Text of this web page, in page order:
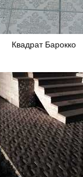
Квадрат Барокко